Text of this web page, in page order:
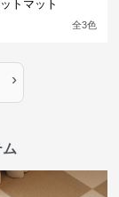
トマット
全3色
›